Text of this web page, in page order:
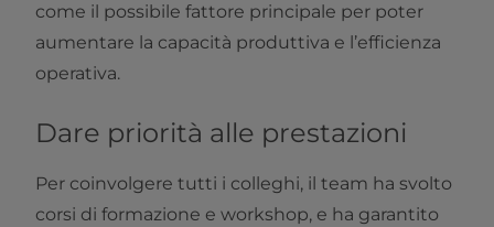
come il possibile fattore principale per poter
aumentare la capacità produttiva e l’efficienza
operativa.
Dare priorità alle prestazioni
Per coinvolgere tutti i colleghi, il team ha svolto
corsi di formazione e workshop, e ha garantito